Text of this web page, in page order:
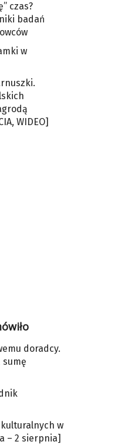
czas?
badań
w
WIDEO]
doradcy.
sumę
w
– 2 sierpnia]